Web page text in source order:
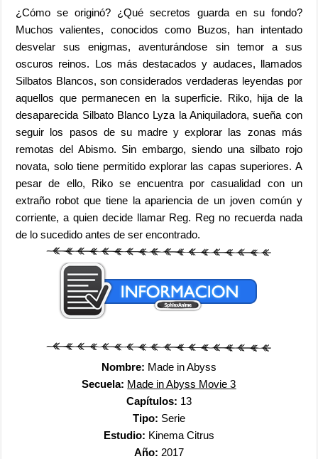
¿Cómo se originó? ¿Qué secretos guarda en su fondo?
Muchos valientes, conocidos como Buzos, han intentado
desvelar sus enigmas, aventurándose sin temor a sus
oscuros reinos. Los más destacados y audaces, llamados
Silbatos Blancos, son considerados verdaderas leyendas por
aquellos que permanecen en la superficie. Riko, hija de la
desaparecida Silbato Blanco Lyza la Aniquiladora, sueña con
seguir los pasos de su madre y explorar las zonas más
remotas del Abismo. Sin embargo, siendo una silbato rojo
novata, solo tiene permitido explorar las capas superiores. A
pesar de ello, Riko se encuentra por casualidad con un
extraño robot que tiene la apariencia de un joven común y
corriente, a quien decide llamar Reg. Reg no recuerda nada
de lo sucedido antes de ser encontrado.
Nombre: Made in Abyss
Secuela: Made in Abyss Movie 3
Capítulos: 13
Tipo: Serie
Estudio: Kinema Citrus
Año: 2017